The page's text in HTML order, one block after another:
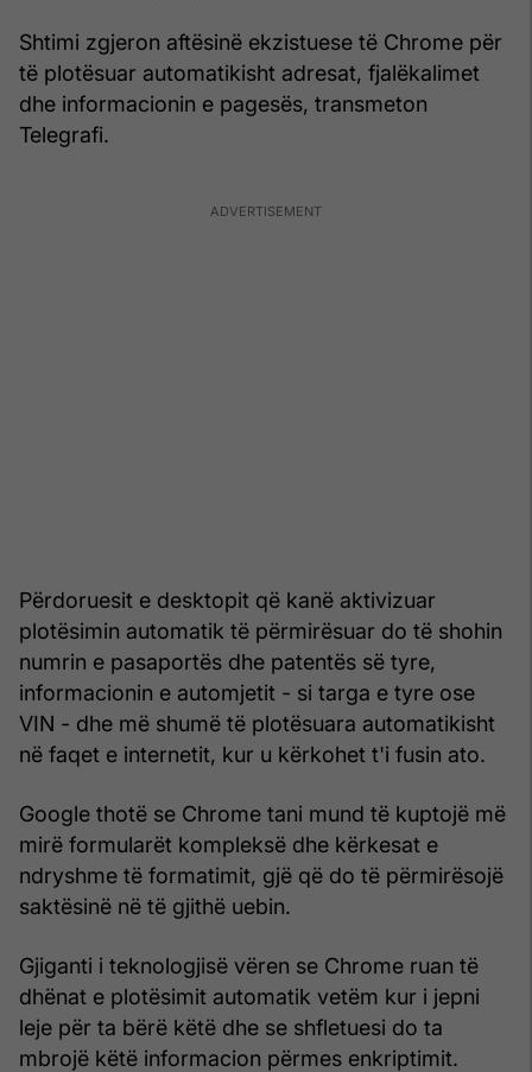
Shtimi zgjeron aftësinë ekzistuese të Chrome për
të plotësuar automatikisht adresat, fjalëkalimet
dhe informacionin e pagesës, transmeton
Telegrafi.
Përdoruesit e desktopit që kanë aktivizuar
plotësimin automatik të përmirësuar do të shohin
numrin e pasaportës dhe patentës së tyre,
informacionin e automjetit - si targa e tyre ose
VIN - dhe më shumë të plotësuara automatikisht
në faqet e internetit, kur u kërkohet t'i fusin ato.
Google thotë se Chrome tani mund të kuptojë më
mirë formularët kompleksë dhe kërkesat e
ndryshme të formatimit, gjë që do të përmirësojë
saktësinë në të gjithë uebin.
Gjiganti i teknologjisë vëren se Chrome ruan të
dhënat e plotësimit automatik vetëm kur i jepni
leje për ta bërë këtë dhe se shfletuesi do ta
mbrojë këtë informacion përmes enkriptimit.